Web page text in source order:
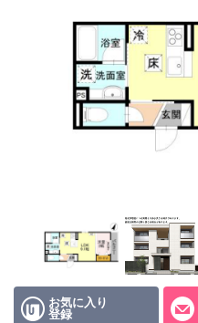
店舗情報·アクセス
メールでお問い合わせ
お気に入り
登録